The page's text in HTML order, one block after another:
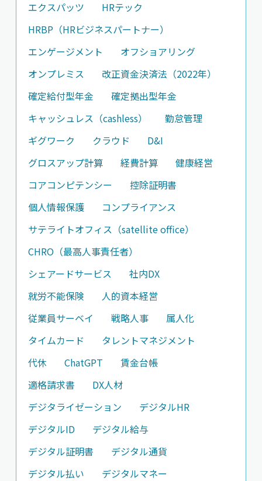
エクスパッツ
HRテック
HRBP（HRビジネスパートナー）
エンゲージメント
オフショアリング
オンプレミス
改正資金決済法（2022年）
確定給付型年金
確定拠出型年金
キャッシュレス（cashless）
勤怠管理
ギグワーク
クラウド
D&I
グロスアップ計算
経費計算
健康経営
コアコンピテンシー
控除証明書
個人情報保護
コンプライアンス
サテライトオフィス（satellite office）
CHRO（最高人事責任者）
シェアードサービス
社内DX
就労不能保険
人的資本経営
従業員サーベイ
戦略人事
属人化
タイムカード
タレントマネジメント
代休
ChatGPT
賃金台帳
適格請求書
DX人材
デジタライゼーション
デジタルHR
デジタルID
デジタル給与
デジタル証明書
デジタル通貨
デジタル払い
デジタルマネー